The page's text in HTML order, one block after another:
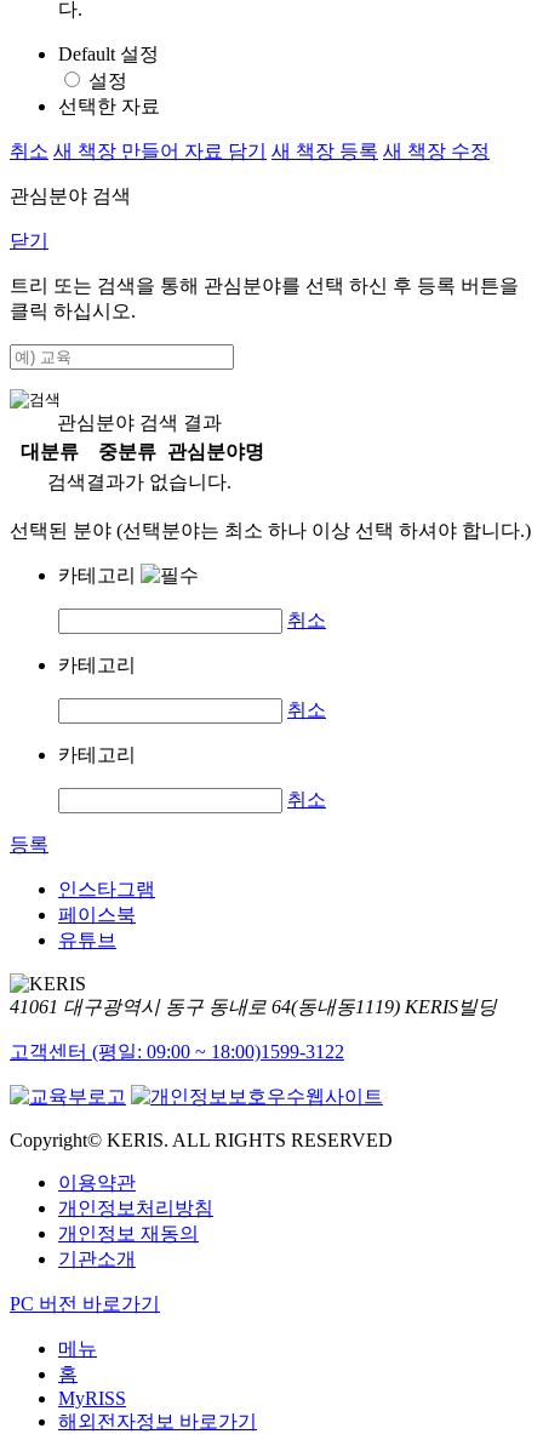
다.
Default 설정
설정
선택한 자료
취소 새 책장 만들어 자료 담기 새 책장 등록 새 책장 수정
관심분야 검색
닫기
트리 또는 검색을 통해 관심분야를 선택 하신 후 등록 버튼을
클릭 하십시오.
관심분야 검색 결과
대분류
중분류
관심분야명
검색결과가 없습니다.
선택된 분야 (선택분야는 최소 하나 이상 선택 하셔야 합니다.)
카테고리
취소
카테고리
취소
카테고리
취소
등록
인스타그램
페이스북
유튜브
41061 대구광역시 동구 동내로 64(동내동1119) KERIS빌딩
고객센터 (평일: 09:00 ~ 18:00)1599-3122
Copyright© KERIS. ALL RIGHTS RESERVED
이용약관
개인정보처리방침
개인정보 재동의
기관소개
PC 버전 바로가기
메뉴
홈
MyRISS
해외전자정보 바로가기